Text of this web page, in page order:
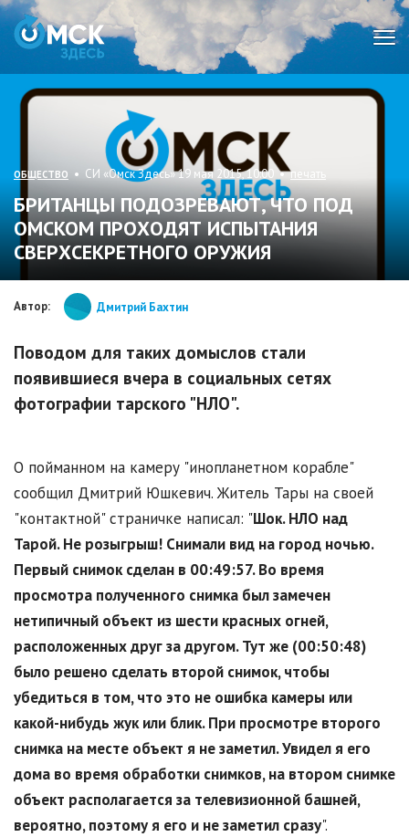
ОБЩЕСТВО • СИ «Омск Здесь» 19 мая 2015, 10:00 •печать
БРИТАНЦЫ ПОДОЗРЕВАЮТ, ЧТО ПОД
ОМСКОМ ПРОХОДЯТ ИСПЫТАНИЯ
СВЕРХСЕКРЕТНОГО ОРУЖИЯ
Автор: Дмитрий Бахтин
Поводом для таких домыслов стали
появившиеся вчера в социальных сетях
фотографии тарского "НЛО".
О пойманном на камеру "инопланетном корабле"
сообщил Дмитрий Юшкевич. Житель Тары на своей
"контактной" страничке написал: "Шок. НЛО над
Тарой. Не розыгрыш! Снимали вид на город ночью.
Первый снимок сделан в 00:49:57. Во время
просмотра полученного снимка был замечен
нетипичный объект из шести красных огней,
расположенных друг за другом. Тут же (00:50:48)
было решено сделать второй снимок, чтобы
убедиться в том, что это не ошибка камеры или
какой-нибудь жук или блик. При просмотре второго
снимка на месте объект я не заметил. Увидел я его
дома во время обработки снимков, на втором снимке
объект располагается за телевизионной башней,
вероятно, поэтому я его и не заметил сразу".